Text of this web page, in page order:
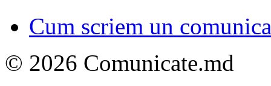
Cum scriem un
© 2026 Comunicate.md